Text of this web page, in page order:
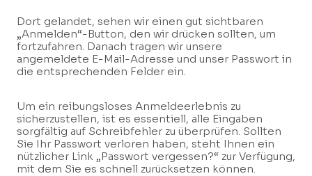
Dort gelandet, sehen wir einen gut sichtbaren
„Anmelden“-Button, den wir drücken sollten, um
fortzufahren. Danach tragen wir unsere
angemeldete E-Mail-Adresse und unser Passwort in
die entsprechenden Felder ein.
Um ein reibungsloses Anmeldeerlebnis zu
sicherzustellen, ist es essentiell, alle Eingaben
sorgfältig auf Schreibfehler zu überprüfen. Sollten
Sie Ihr Passwort verloren haben, steht Ihnen ein
nützlicher Link „Passwort vergessen?“ zur Verfügung,
mit dem Sie es schnell zurücksetzen können.